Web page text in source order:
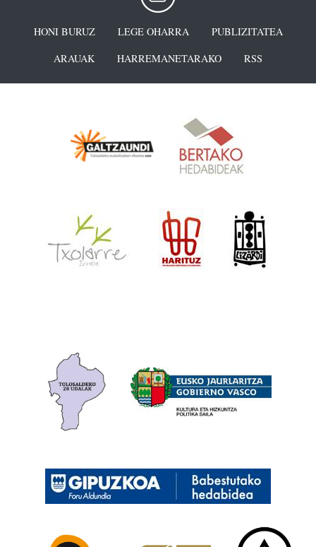
HONI BURUZ LEGE OHARRA
PUBLIZITATEA
ARAUAK
HARREMANETARAKO RSS